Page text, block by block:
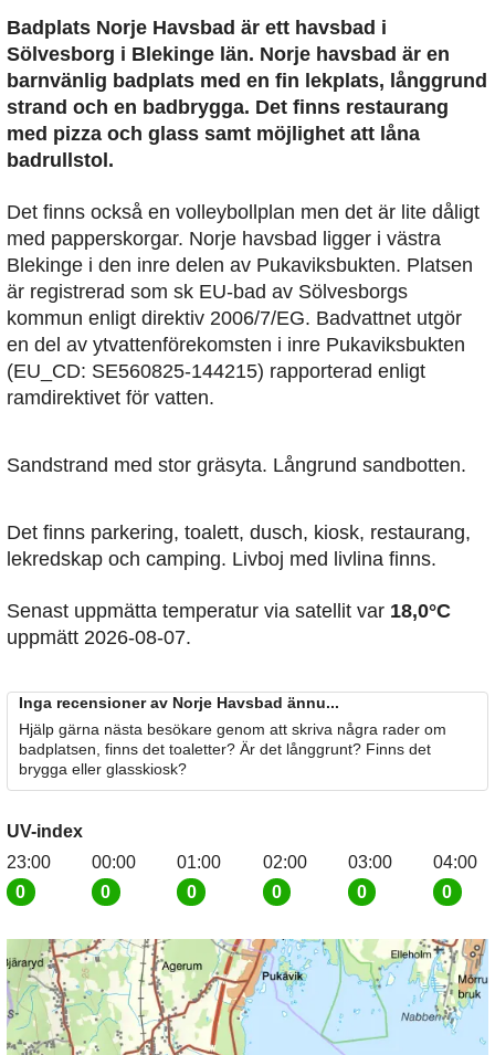
Badplats Norje Havsbad är ett havsbad i
Sölvesborg i Blekinge län. Norje havsbad är en
barnvänlig badplats med en fin lekplats, långgrund
strand och en badbrygga. Det finns restaurang
med pizza och glass samt möjlighet att låna
badrullstol.
Det finns också en volleybollplan men det är lite dåligt
med papperskorgar. Norje havsbad ligger i västra
Blekinge i den inre delen av Pukaviksbukten. Platsen
är registrerad som sk EU-bad av Sölvesborgs
kommun enligt direktiv 2006/7/EG. Badvattnet utgör
en del av ytvattenförekomsten i inre Pukaviksbukten
(EU_CD: SE560825-144215) rapporterad enligt
ramdirektivet för vatten.
Sandstrand med stor gräsyta. Långrund sandbotten.
Det finns parkering, toalett, dusch, kiosk, restaurang,
lekredskap och camping. Livboj med livlina finns.
Senast uppmätta temperatur via satellit var 18,0°C
uppmätt 2026-08-07.
Inga recensioner av Norje Havsbad ännu...
Hjälp gärna nästa besökare genom att skriva några rader om
badplatsen, finns det toaletter? Är det långgrunt? Finns det
brygga eller glasskiosk?
UV-index
23:00
0
00:00
0
01:00
0
02:00
0
03:00
0
04:00
0